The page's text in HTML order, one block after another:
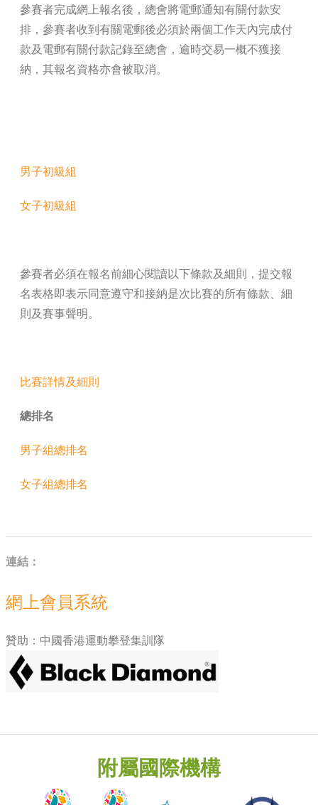
參賽者完成網上報名後，總會將電郵通知有關付款安
排，參賽者收到有關電郵後必須於兩個工作天內完成付
款及電郵有關付款記錄至總會，逾時交易一概不獲接
納，其報名資格亦會被取消。
男子初級組
女子初級組
參賽者必須在報名前細心閱讀以下條款及細則，提交報
名表格即表示同意遵守和接納是次比賽的所有條款、細
則及賽事聲明。
比賽詳情及細則
總排名
男子組總排名
女子組總排名
連結：
網上會員系統
贊助：中國香港運動攀登集訓隊
附屬國際機構